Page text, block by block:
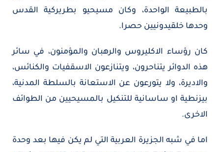
بالطبيعة الواحدة، وكان مسيحيو بطريركية القدس
وحدها خلقيدونيين حصرا.
كان رؤساء الاكليروس والرهبان والمؤمنون، في سائر
هذه الدوائر يتناحرون، ويتنازعون الاسقفيات والكنائس،
والاديرة، ولا يتورعون عن الاستعانة بالسلطة المدنية،
بيزنطية او ساسانية للتنكيل بالمسيحيين من الطوائف
الاخرى.
اما في شبه الجزيرة العربية التي لم يكن فيها بعد وحدة